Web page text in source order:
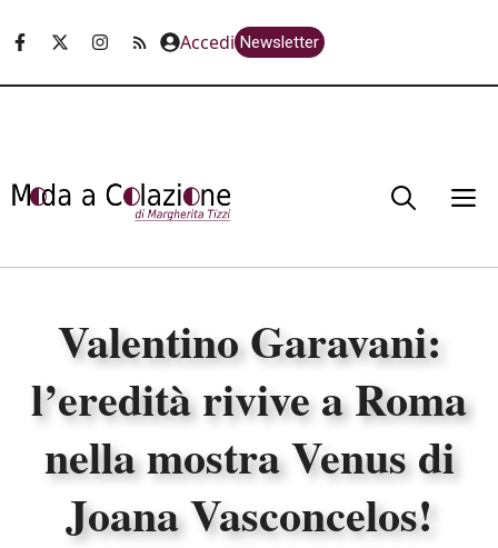
Accedi Newsletter
Valentino Garavani:
l’eredità rivive a Roma
nella mostra Venus di
Joana Vasconcelos!